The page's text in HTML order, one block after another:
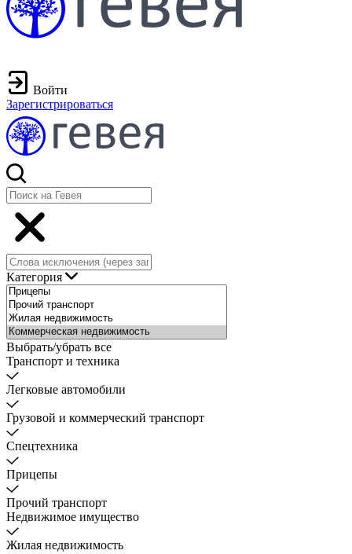
Войти
Зарегистрироваться
Категория
Выбрать/убрать все
Транспорт и техника
Легковые автомобили
Грузовой и коммерческий транспорт
Спецтехника
Прицепы
Прочий транспорт
Недвижимое имущество
Жилая недвижимость